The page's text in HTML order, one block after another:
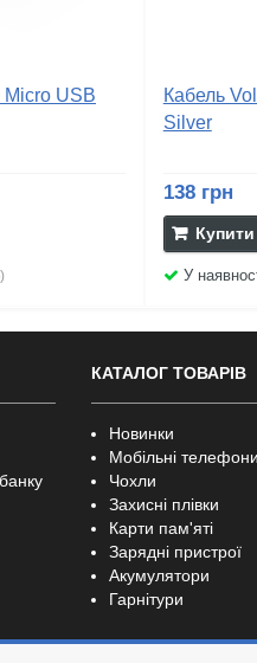
Micro USB
Кабель
Silver
138 грн
Купити
У
КАТАЛОГ ТОВАРІВ
Новинки
Мобільні телефони
Чохли
Захисні плівки
Карти пам'яті
Зарядні пристрої
Акумулятори
Гарнітури